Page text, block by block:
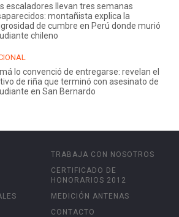
escaladores llevan tres semanas
montañista explica la
de cumbre en Perú donde murió
chileno
lo convenció de entregarse: revelan el
de riña que terminó con asesinato de
en San Bernardo
TRABAJA CON NOSOTROS
CERTIFICADO DE
HONORARIOS 2012
MEDICIÓN ANTENAS
CONTACTO